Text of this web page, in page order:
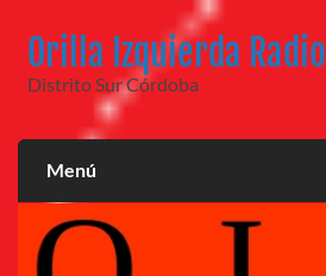
contenido
Orilla Izquierda Radio
Distrito Sur Córdoba
Menú